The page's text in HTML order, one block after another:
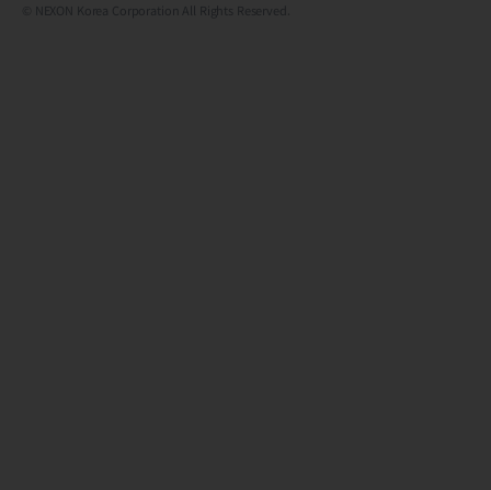
© NEXON Korea Corporation All Rights Reserved.